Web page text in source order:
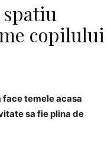
copilului
face temele acasa
sa fie plina de